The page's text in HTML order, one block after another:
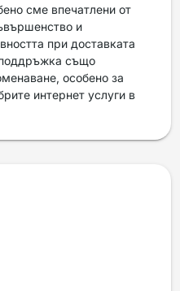
сме впечатлени от
и
при доставката
поддръжка също
особено за
интернет услуги в